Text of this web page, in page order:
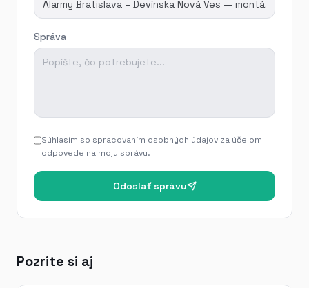
Správa
Súhlasím so spracovaním osobných údajov za účelom
odpovede na moju správu.
Odoslať správu
Pozrite si aj